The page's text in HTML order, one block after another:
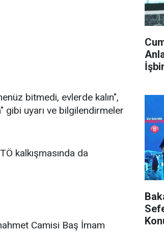
bitmedi, evlerde kalın",
gibi uyarı ve bilgilendirmeler
kalkışmasında da
Camisi Baş İmam